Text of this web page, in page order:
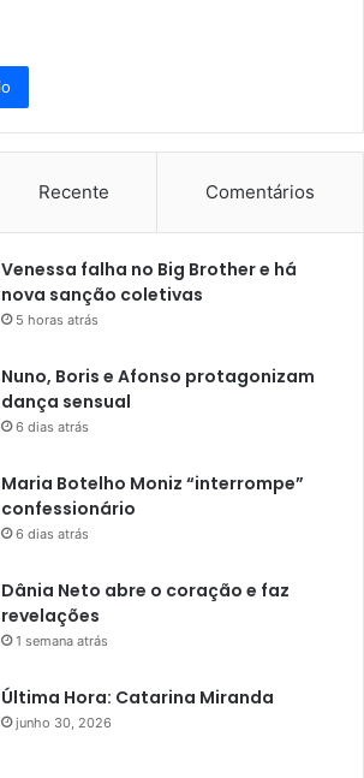
Recente Comentários
Venessa falha no Big Brother e há
nova sanção coletivas
5 horas atrás
Nuno, Boris e Afonso protagonizam
dança sensual
6 dias atrás
Maria Botelho Moniz “interrompe”
confessionário
6 dias atrás
Dânia Neto abre o coração e faz
revelações
1 semana atrás
Última Hora: Catarina Miranda
junho 30, 2026